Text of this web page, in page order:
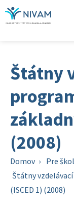
Štátny
(2008)
Domov › Pre
Štátny
(ISCED 1) (2008)